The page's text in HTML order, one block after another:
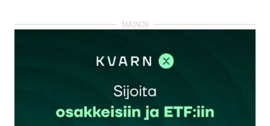
kirjautua
rekisteröityä